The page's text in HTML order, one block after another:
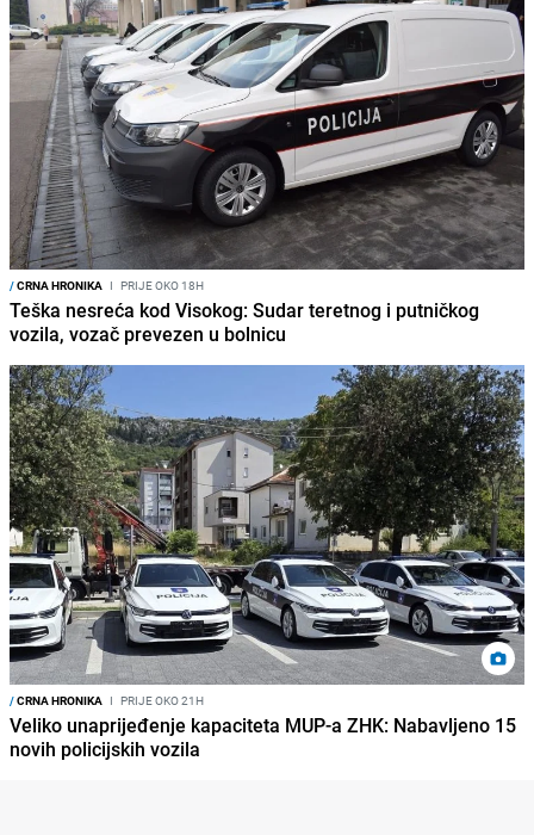
/CRNA HRONIKA I PRIJE OKO 18H
Teška nesreća kod Visokog: Sudar teretnog i putničkog
vozila, vozač prevezen u bolnicu
/CRNA HRONIKA I PRIJE OKO 21H
Veliko unaprijeđenje kapaciteta MUP-a ZHK: Nabavljeno 15
novih policijskih vozila